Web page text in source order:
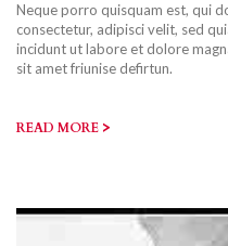
Neque porro quisquam est, qui
consectetur, adipisci velit, sed
incidunt ut labore et dolore
sit amet friunise defirtun.
READ MORE >